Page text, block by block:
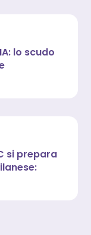
lo scudo
si prepara
di